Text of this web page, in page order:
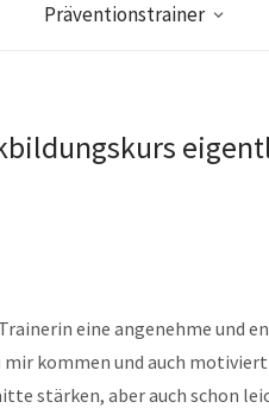
Präventionstrainer
eine angenehme und
mir kommen und auch
stärken, aber auch schon